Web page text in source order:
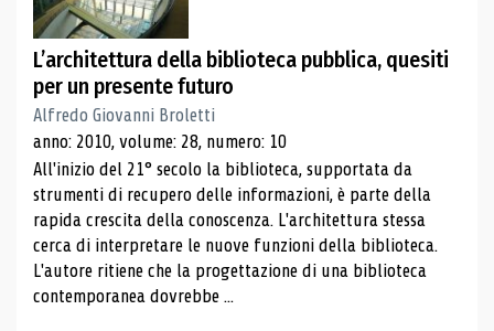
L’architettura della biblioteca pubblica, quesiti
per un presente futuro
Alfredo Giovanni Broletti
anno: 2010, volume: 28, numero: 10
All'inizio del 21° secolo la biblioteca, supportata da
strumenti di recupero delle informazioni, è parte della
rapida crescita della conoscenza. L'architettura stessa
cerca di interpretare le nuove funzioni della biblioteca.
L'autore ritiene che la progettazione di una biblioteca
contemporanea dovrebbe ...